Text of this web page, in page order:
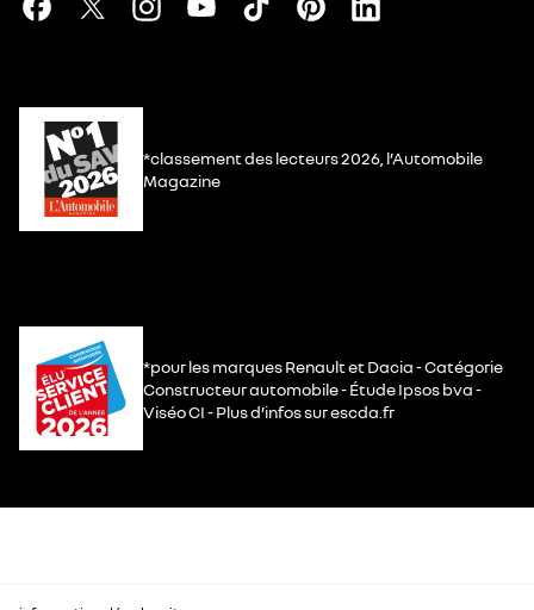
*classement des lecteurs 2026, l’Automobile
Magazine
*pour les marques Renault et Dacia - Catégorie
Constructeur automobile - Étude Ipsos bva -
Viséo CI - Plus d’infos sur escda.fr